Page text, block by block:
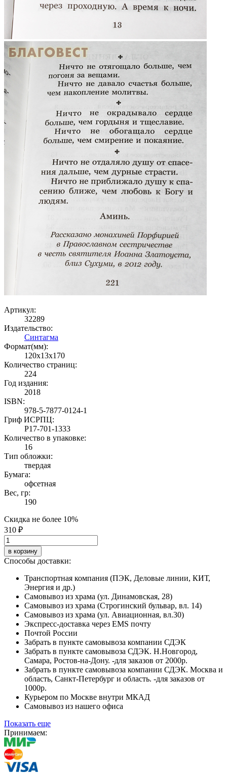
Артикул:
32289
Издательство:
Синтагма
Формат(мм):
120x13x170
Количество страниц:
224
Год издания:
2018
ISBN:
978-5-7877-0124-1
Гриф ИСРПЦ:
Р17-701-1333
Количество в упаковке:
16
Тип обложки:
твердая
Бумага:
офсетная
Вес, гр:
190
Скидка не более 10%
310 ₽
в корзину
Способы доставки:
Транспортная компания (ПЭК, Деловые линии, КИТ,
Энергия и др.)
Самовывоз из храма (ул. Динамовская, 28)
Самовывоз из храма (Строгинский бульвар, вл. 14)
Самовывоз из храма (ул. Авиационная, вл.30)
Экспресс-доставка через EMS почту
Почтой России
Забрать в пункте самовывоза компании СДЭК
Забрать в пункте самовывоза СДЭК. Н.Новгород,
Самара, Ростов-на-Дону. -для заказов от 2000р.
Забрать в пункте самовывоза компании СДЭК. Москва и
область, Санкт-Петербург и область. -для заказов от
1000р.
Курьером по Москве внутри МКАД
Самовывоз из нашего офиса
Показать еще
Принимаем: